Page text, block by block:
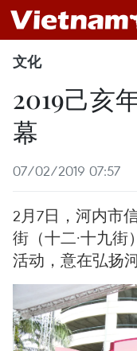
文化
2019己亥
幕
07/02/2019 07:57
2月7日，河内市
街（十二·十九街
活动，意在弘扬